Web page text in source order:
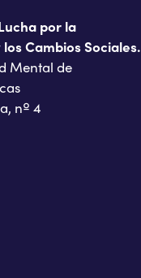
por la
Cambios Sociales.
Mental de
nº 4